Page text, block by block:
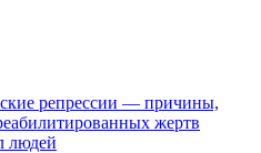
репрессии — причины,
жертв
людей